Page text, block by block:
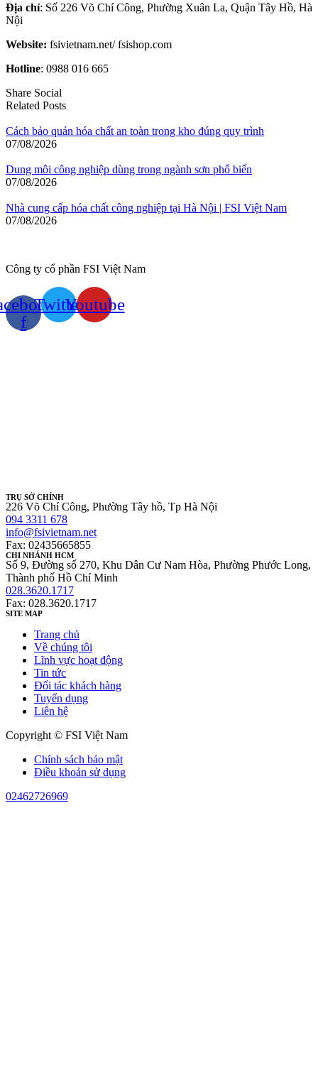
Địa chỉ: Số 226 Võ Chí Công, Phường Xuân La, Quận Tây Hồ, Hà
Nội
Website: fsivietnam.net/ fsishop.com
Hotline: 0988 016 665
Share Social
Related Posts
Cách bảo quản hóa chất an toàn trong kho đúng quy trình
07/08/2026
Dung môi công nghiệp dùng trong ngành sơn phổ biến
07/08/2026
Nhà cung cấp hóa chất công nghiệp tại Hà Nội | FSI Việt Nam
07/08/2026
Công ty cổ phần FSI Việt Nam
f
TwitterYoutube
TRỤ SỞ CHÍNH
226 Võ Chí Công, Phường Tây hồ, Tp Hà Nội
094 3311 678
info@fsivietnam.net
Fax: 02435665855
CHI NHÁNH HCM
Số 9, Đường số 270, Khu Dân Cư Nam Hòa, Phường Phước Long,
Thành phố Hồ Chí Minh
028.3620.1717
Fax: 028.3620.1717
SITE MAP
Trang chủ
Về chúng tôi
Lĩnh vực hoạt động
Tin tức
Đối tác khách hàng
Tuyển dụng
Liên hệ
Copyright © FSI Việt Nam
Chính sách bảo mật
Điều khoản sử dụng
02462726969